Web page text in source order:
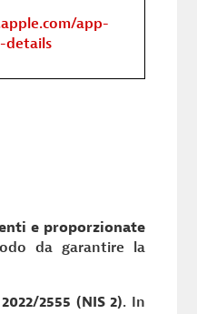
app-
details
e proporzionate
da garantire la
2555 (NIS 2). In